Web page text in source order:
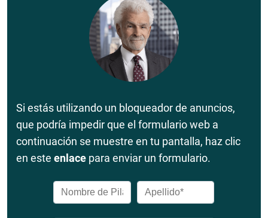
Si estás utilizando un bloqueador de anuncios,
que podría impedir que el formulario web a
continuación se muestre en tu pantalla, haz clic
en este enlace para enviar un formulario.